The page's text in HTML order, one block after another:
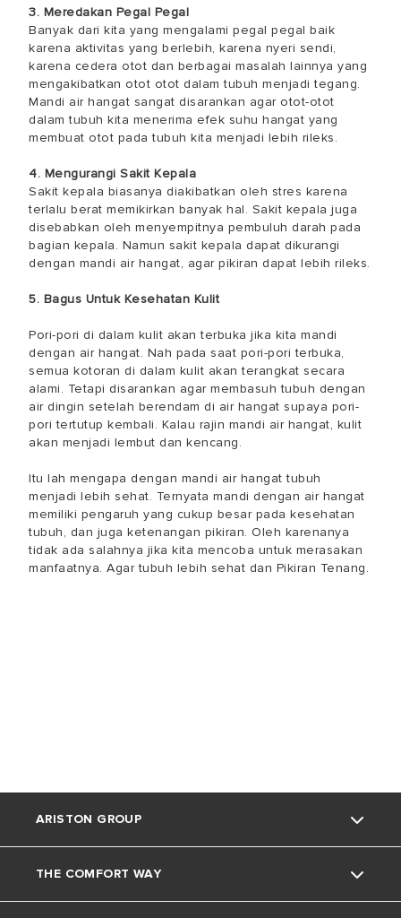
3. Meredakan Pegal Pegal
Banyak dari kita yang mengalami pegal pegal baik
karena aktivitas yang berlebih, karena nyeri sendi,
karena cedera otot dan berbagai masalah lainnya yang
mengakibatkan otot otot dalam tubuh menjadi tegang.
Mandi air hangat sangat disarankan agar otot-otot
dalam tubuh kita menerima efek suhu hangat yang
membuat otot pada tubuh kita menjadi lebih rileks.
4. Mengurangi Sakit Kepala
Sakit kepala biasanya diakibatkan oleh stres karena
terlalu berat memikirkan banyak hal. Sakit kepala juga
disebabkan oleh menyempitnya pembuluh darah pada
bagian kepala. Namun sakit kepala dapat dikurangi
dengan mandi air hangat, agar pikiran dapat lebih rileks.
5. Bagus Untuk Kesehatan Kulit
Pori-pori di dalam kulit akan terbuka jika kita mandi
dengan air hangat. Nah pada saat pori-pori terbuka,
semua kotoran di dalam kulit akan terangkat secara
alami. Tetapi disarankan agar membasuh tubuh dengan
air dingin setelah berendam di air hangat supaya pori-
pori tertutup kembali. Kalau rajin mandi air hangat, kulit
akan menjadi lembut dan kencang.
Itu lah mengapa dengan mandi air hangat tubuh
menjadi lebih sehat. Ternyata mandi dengan air hangat
memiliki pengaruh yang cukup besar pada kesehatan
tubuh, dan juga ketenangan pikiran. Oleh karenanya
tidak ada salahnya jika kita mencoba untuk merasakan
manfaatnya. Agar tubuh lebih sehat dan Pikiran Tenang.
ARISTON GROUP
Tentang Ariston
THE COMFORT WAY